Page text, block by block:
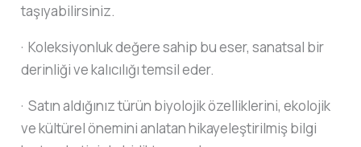
taşıyabilirsiniz.
· Koleksiyonluk değere sahip bu eser, sanatsal bir
derinliği ve kalıcılığı temsil eder.
· Satın aldığınız türün biyolojik özelliklerini, ekolojik
ve kültürel önemini anlatan hikayeleştirilmiş bilgi